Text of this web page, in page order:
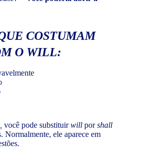
COSTUMAM
O WILL:
você pode substituirwill porshall
Normalmente, ele aparece em